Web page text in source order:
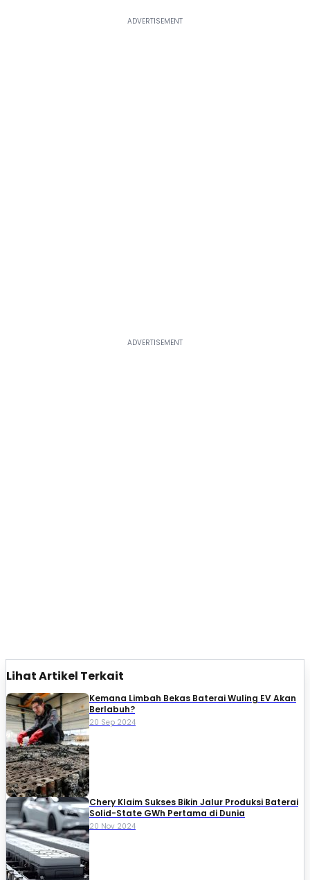
Lihat Artikel Terkait
Kemana Limbah Bekas Baterai Wuling EV Akan
Berlabuh?
20 Sep 2024
Chery Klaim Sukses Bikin Jalur Produksi Baterai
Solid-State GWh Pertama di Dunia
20 Nov 2024